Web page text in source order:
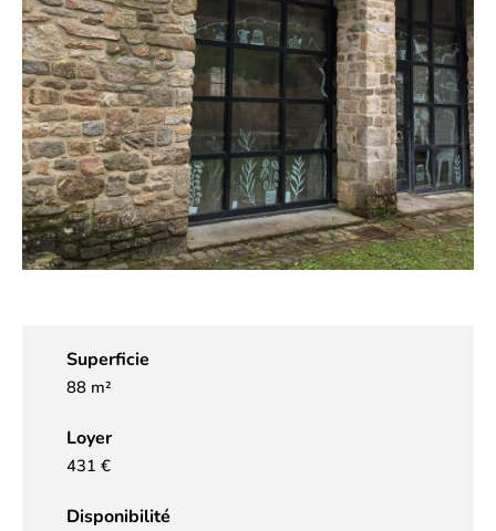
Superficie
88 m²
Loyer
431 €
Disponibilité